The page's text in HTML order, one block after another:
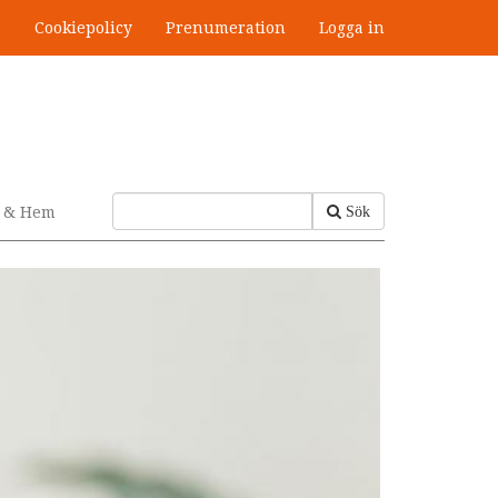
Cookiepolicy Prenumeration Logga in
Sök
Hem